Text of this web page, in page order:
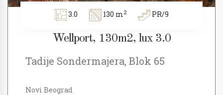
3.0 130 m2 PR/9
Wellport, 130m2, lux 3.0
Tadije Sondermajera, Blok 65
Novi Beograd